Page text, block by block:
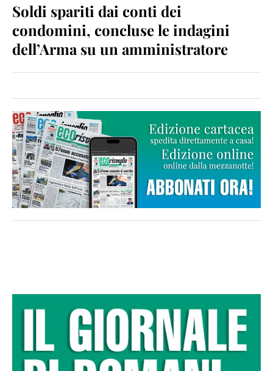
Soldi spariti dai conti dei
condomini, concluse le indagini
dell’Arma su un amministratore